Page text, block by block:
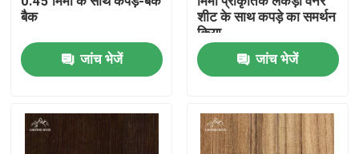
बैक
जांच भेजें
शीट के साथ कपड़े का समर्थन
किया
जांच भेजें